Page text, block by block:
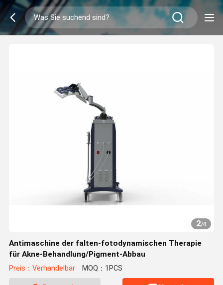
2/4
Antimaschine der falten-fotodynamischen Therapie
für Akne-Behandlung/Pigment-Abbau
Preis：Verhandelbar MOQ：1PCS